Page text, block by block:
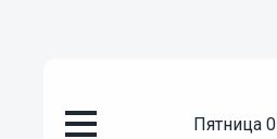
пятница